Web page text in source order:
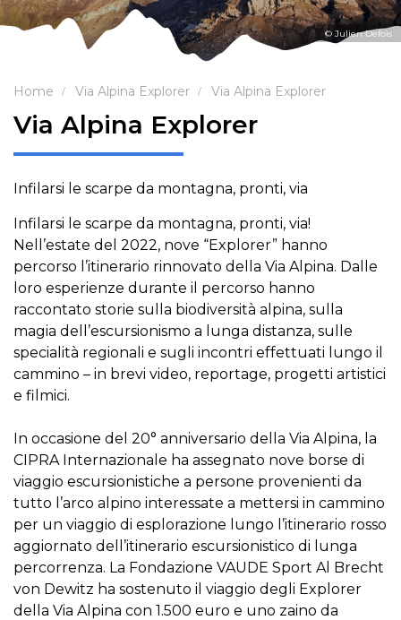
© Julien Defois
Home Via Alpina Explorer Via Alpina Explorer
Via Alpina Explorer
Infilarsi le scarpe da montagna, pronti, via
Infilarsi le scarpe da montagna, pronti, via!
Nell’estate del 2022, nove “Explorer” hanno
percorso l’itinerario rinnovato della Via Alpina. Dalle
loro esperienze durante il percorso hanno
raccontato storie sulla biodiversità alpina, sulla
magia dell’escursionismo a lunga distanza, sulle
specialità regionali e sugli incontri effettuati lungo il
cammino – in brevi video, reportage, progetti artistici
e filmici.
In occasione del 20° anniversario della Via Alpina, la
CIPRA Internazionale ha assegnato nove borse di
viaggio escursionistiche a persone provenienti da
tutto l’arco alpino interessate a mettersi in cammino
per un viaggio di esplorazione lungo l’itinerario rosso
aggiornato dell’itinerario escursionistico di lunga
percorrenza. La Fondazione VAUDE Sport Al Brecht
von Dewitz ha sostenuto il viaggio degli Explorer
della Via Alpina con 1.500 euro e uno zaino da